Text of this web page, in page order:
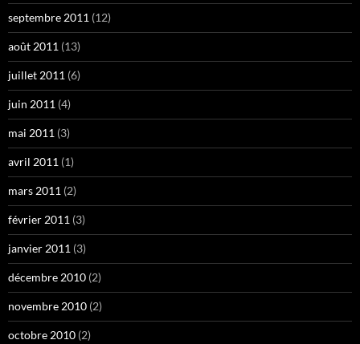
septembre 2011 (12)
août 2011 (13)
juillet 2011 (6)
juin 2011 (4)
mai 2011 (3)
avril 2011 (1)
mars 2011 (2)
février 2011 (3)
janvier 2011 (3)
décembre 2010 (2)
novembre 2010 (2)
octobre 2010 (2)